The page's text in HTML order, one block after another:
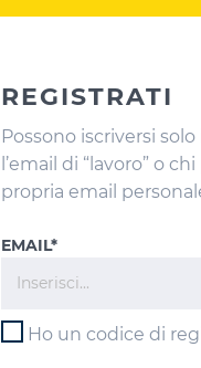
REGISTRATI
Possono iscriversi
l’email di “lavoro” o
propria email
EMAIL*
Ho un codice di